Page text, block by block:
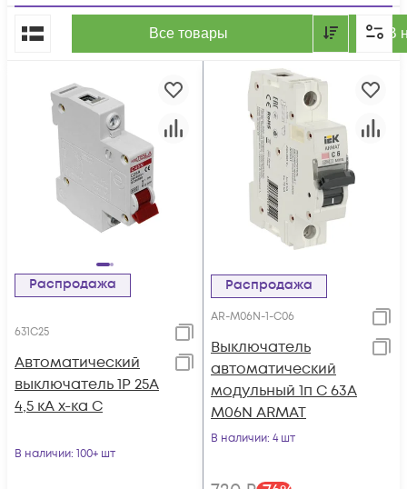
Все товары В
По популярности
Распродажа
631C25
Автоматический
выключатель 1Р 25А
4,5 кА х-ка С
В наличии: 100+ шт
Распродажа
AR-M06N-1-C06
Выключатель
автоматический
модульный 1п C 63А
M06N ARMAT
В наличии: 4 шт